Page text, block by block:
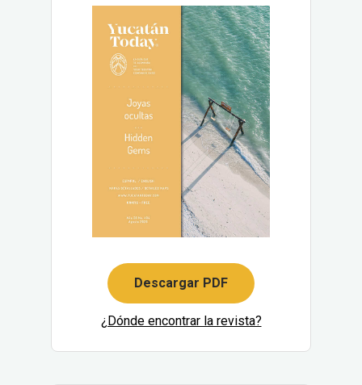
Descargar PDF
¿Dónde encontrar la revista?